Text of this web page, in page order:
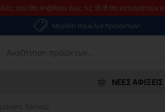
που θα ληφθούν έως τις 16/8 θα εκτελεστούν
Μεγάλη ποικιλία προϊόντων!
ΝΕΕΣ ΑΦΙΞΕΙΣ